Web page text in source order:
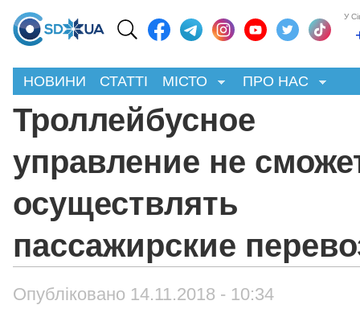
У
НОВИНИ СТАТТІ МІСТО ПРО НАС
Троллейбусное
управление не
осуществлять
пассажирские
Опубліковано 14.11.2018 - 10:34